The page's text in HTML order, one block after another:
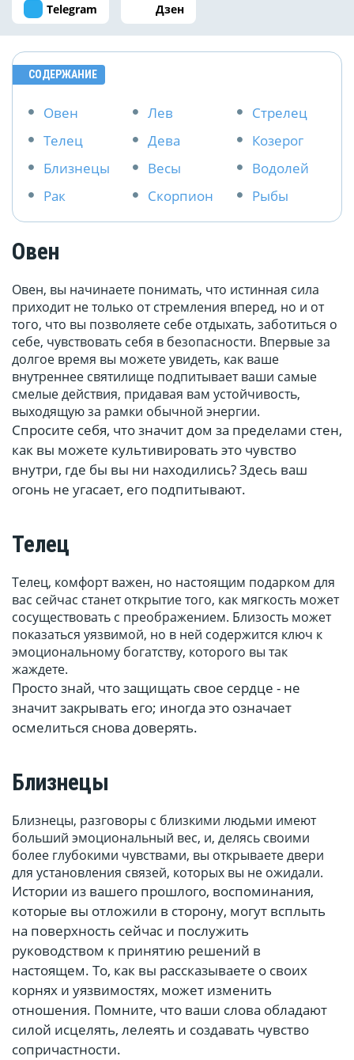
Telegram Дзен
СОДЕРЖАНИЕ
Овен
Телец
Близнецы
Рак
Лев
Дева
Весы
Скорпион
Стрелец
Козерог
Водолей
Рыбы
Овен
Овен, вы начинаете понимать, что истинная сила
приходит не только от стремления вперед, но и от
того, что вы позволяете себе отдыхать, заботиться о
себе, чувствовать себя в безопасности. Впервые за
долгое время вы можете увидеть, как ваше
внутреннее святилище подпитывает ваши самые
смелые действия, придавая вам устойчивость,
выходящую за рамки обычной энергии.
Спросите себя, что значит дом за пределами стен,
как вы можете культивировать это чувство
внутри, где бы вы ни находились? Здесь ваш
огонь не угасает, его подпитывают.
Телец
Телец, комфорт важен, но настоящим подарком для
вас сейчас станет открытие того, как мягкость может
сосуществовать с преображением. Близость может
показаться уязвимой, но в ней содержится ключ к
эмоциональному богатству, которого вы так
жаждете.
Просто знай, что защищать свое сердце - не
значит закрывать его; иногда это означает
осмелиться снова доверять.
Близнецы
Близнецы, разговоры с близкими людьми имеют
больший эмоциональный вес, и, делясь своими
более глубокими чувствами, вы открываете двери
для установления связей, которых вы не ожидали.
Истории из вашего прошлого, воспоминания,
которые вы отложили в сторону, могут всплыть
на поверхность сейчас и послужить
руководством к принятию решений в
настоящем. То, как вы рассказываете о своих
корнях и уязвимостях, может изменить
отношения. Помните, что ваши слова обладают
силой исцелять, лелеять и создавать чувство
сопричастности.